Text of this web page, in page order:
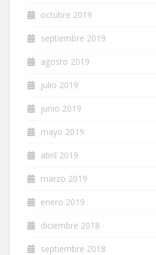
octubre 2019
septiembre 2019
agosto 2019
julio 2019
junio 2019
mayo 2019
abril 2019
marzo 2019
enero 2019
diciembre 2018
septiembre 2018